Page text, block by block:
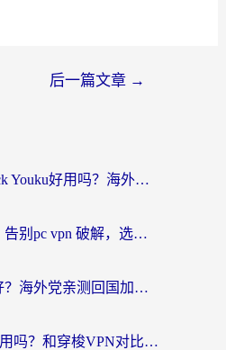
后一篇文章 →
ChickCN和Unblock Youku好用吗？海外党亲测3款回国加速器，附iOS免费选择指南
海外党避坑指南：告别pc vpn 破解，选对回国加速器轻松访问国内资源
穿梭和海龟哪个好？海外党亲测回国加速器，附电脑免费VPN推荐
Quickback VPN好用吗？和穿梭VPN对比哪个回国效果更好？海外党必看的真实测评与选择指南